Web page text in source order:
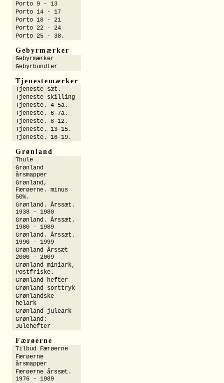
Porto 9 - 13
Porto 14 - 17
Porto 18 - 21
Porto 22 - 24
Porto 25 - 38.
Gebyrmærker
Gebyrmærker
Gebyrbundter
Tjenestemærker
Tjeneste sæt.
Tjeneste skilling
Tjeneste. 4-5a.
Tjeneste. 6-7a.
Tjeneste. 8-12.
Tjeneste. 13-15.
Tjeneste. 16-19.
Grønland
Thule
Grønland
årsmapper
Grønland,
Færøerne. minus
50%.
Grønland. Årssæt.
1938 - 1980
Grønland. Årssæt.
1980 - 1989
Grønland. Årssæt.
1990 - 1999
Grønland Årssæt
2000 - 2009
Grønland miniark,
Postfriske.
Grønland hefter
Grønland sorttryk
Grønlandske
helark
Grønland juleark
Grønland:
Julehefter
Færøerne
Tilbud Færøerne
Færøerne
årsmapper
Færøerne årssæt.
1976 - 1989